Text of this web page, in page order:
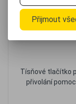
Tísňové tlačítko
přivolání
Přijmout